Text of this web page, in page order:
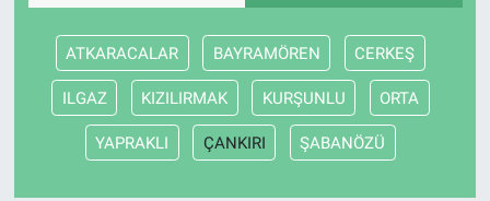
ATKARACALAR BAYRAMÖREN CERKEŞ
ILGAZ KIZILIRMAK KURŞUNLU ORTA
YAPRAKLI ÇANKIRI ŞABANÖZÜ